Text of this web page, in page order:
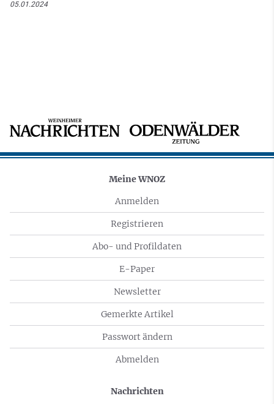
05.01.2024
Meine WNOZ
Anmelden
Registrieren
Abo- und Profildaten
E-Paper
Newsletter
Gemerkte Artikel
Passwort ändern
Abmelden
Nachrichten